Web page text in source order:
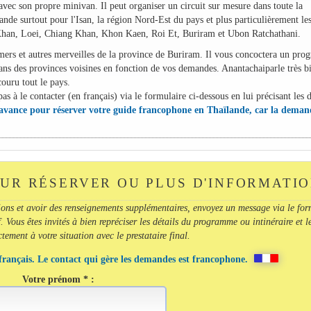
son propre minivan. Il peut organiser un circuit sur mesure dans toute la
surtout pour l'Isan, la région Nord-Est du pays et plus particulièrement les
Loei, Chiang Khan, Khon Kaen, Roi Et, Buriram et Ubon Ratchathani.
et autres merveilles de la province de Buriram. Il vous concoctera un
des provinces voisines en fonction de vos demandes. Anantachaiparle très
tout le pays.
à le contacter (en français) via le formulaire ci-dessous en lui précisant les
pour réserver votre guide francophone en Thaïlande, car la
RÉSERVER OU PLUS
et avoir des renseignements supplémentaires, envoyez un message via le
êtes invités à bien repréciser les détails du programme ou intinéraire et
à votre situation avec le prestataire final.
Le contact qui gère les demandes est francophone.
Votre prénom * :